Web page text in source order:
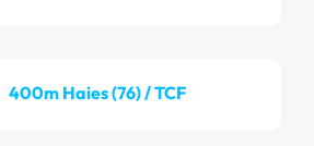
400m Haies (76) / TCF